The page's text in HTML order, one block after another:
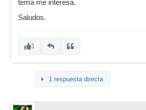
tema me interesa.
Saludos.
1
1 respuesta directa